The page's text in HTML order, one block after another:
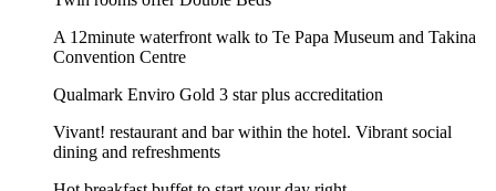
A 12minute waterfront walk to Te Papa Museum and Takina
Convention Centre
Qualmark Enviro Gold 3 star plus accreditation
Vivant! restaurant and bar within the hotel. Vibrant social
dining and refreshments